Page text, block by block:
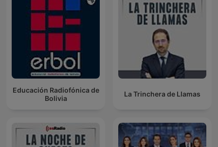
Educación Radiofónica de
Bolivia
La Trinchera de Llamas